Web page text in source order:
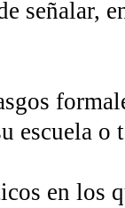
señalar,
escuela o
en los